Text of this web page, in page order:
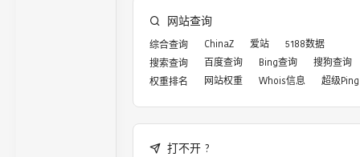
网站查询
综合查询 ChinaZ 爱站
5188数据
搜索查询
百度查询 Bing查询
搜狗查询
权重排名
网站权重 Whois信息 超级Ping
打不开 ?